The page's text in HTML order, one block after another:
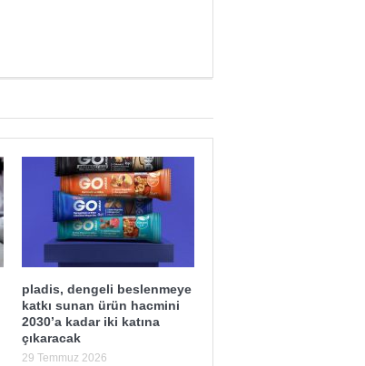
pladis, dengeli beslenmeye
katkı sunan ürün hacmini
2030’a kadar iki katına
çıkaracak
29 Temmuz 2026
mı Siyaset mi?